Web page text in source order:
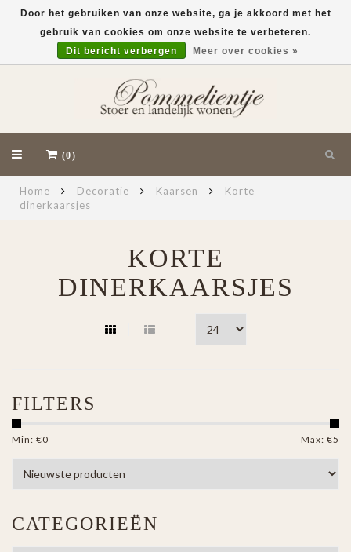
(0)
Home Decoratie Kaarsen
Korte
dinerkaarsjes
KORTE
DINERKAARSJES
FILTERS
Min: €0 Max: €5
CATEGORIEËN
Door het gebruiken van onze website, ga je akkoord met het
gebruik van cookies om onze website te verbeteren.
Dit bericht verbergen
Meer over cookies »